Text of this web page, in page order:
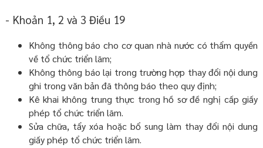
- Khoản 1, 2 và 3 Điều 19
Không thông báo cho cơ quan nhà nước có thẩm quyền
về tổ chức triển lãm;
Không thông báo lại trong trường hợp thay đổi nội dung
ghi trong văn bản đã thông báo theo quy định;
Kê khai không trung thực trong hồ sơ đề nghị cấp giấy
phép tổ chức triển lãm.
Sửa chữa, tẩy xóa hoặc bổ sung làm thay đổi nội dung
giấy phép tổ chức triển lãm.